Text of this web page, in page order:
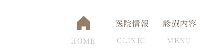
HOME
医院情報
CLINIC
診療内容
MENU